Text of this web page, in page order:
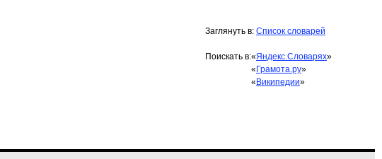
Заглянуть в: Список словарей
Поискать в:«Яндекс.Словарях»
« Грамота.ру»
« Википедии»